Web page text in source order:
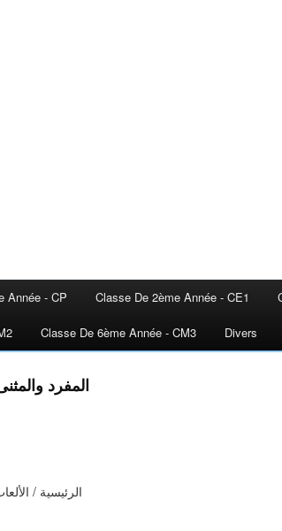
Année - CP Classe De 2ème Année - CE1
Classe De 6ème Année - CM3 Divers
المفرد
الرئيسية /